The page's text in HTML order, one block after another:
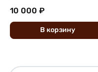
10 000 ₽
В корзину